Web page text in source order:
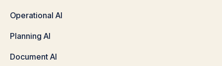
Operational AI
Planning AI
Document AI